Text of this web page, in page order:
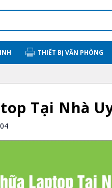
THIẾT BỊ VĂN PHÒNG
Tại Nhà